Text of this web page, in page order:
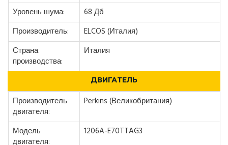
Уровень шума:
68 Дб
Производитель:
ELCOS (Италия)
Страна
производства:
Италия
ДВИГАТЕЛЬ
Производитель
двигателя:
Perkins (Великобритания)
Модель
двигателя:
1206A-E70TTAG3